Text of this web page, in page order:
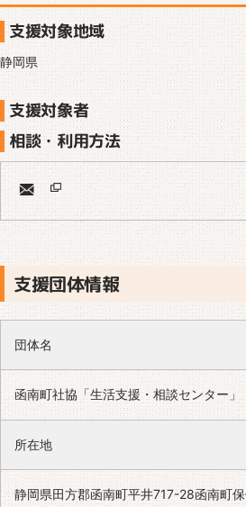
支援対象地域
静岡県
支援対象者
相談・利用方法
支援団体情報
団体名
函南町社協「生活支援・相談センター」
所在地
静岡県田方郡函南町平井717-28函南町